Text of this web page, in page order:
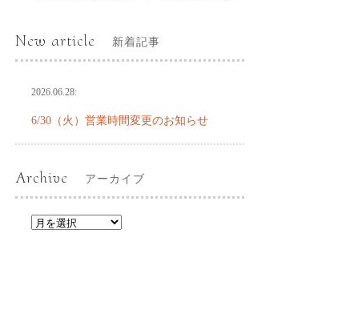
New article 新着記事
2026.06.28:
6/30（火）営業時間変更のお知らせ
Archive アーカイブ